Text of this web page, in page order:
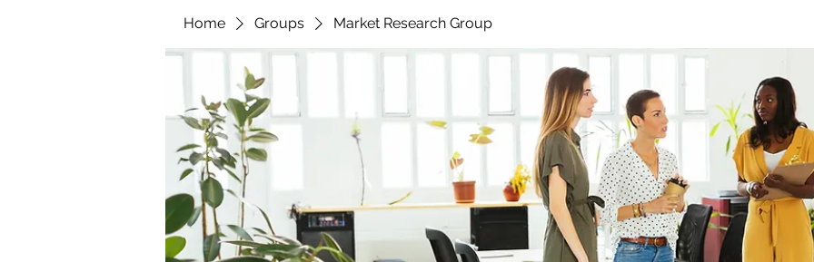
Home Groups Market Research Group